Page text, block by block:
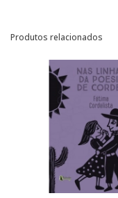
Produtos relacionados